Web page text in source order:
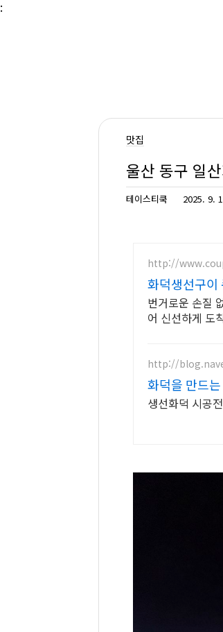
:
본문 바로가기
맛집
울산 동구 일
테이스티쿡 2025. 9.
http://
화덕생선구이
번거로운 손질
어 신선하게 도
http://
화덕을 만드
생선화덕 시공